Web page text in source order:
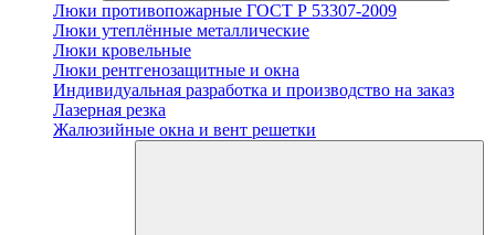
Люки противопожарные ГОСТ Р 53307-2009
Люки утеплённые металлические
Люки кровельные
Люки рентгенозащитные и окна
Индивидуальная разработка и производство на заказ
Лазерная резка
Жалюзийные окна и вент решетки